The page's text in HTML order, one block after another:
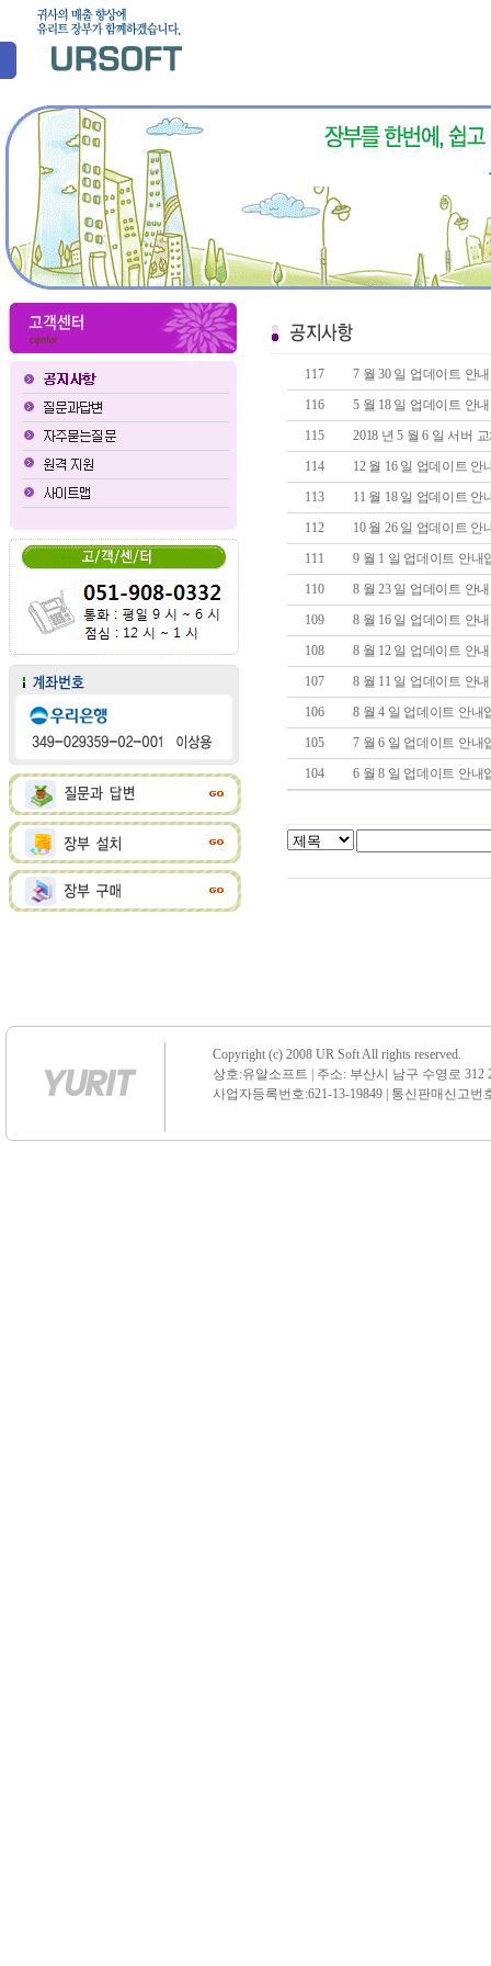
117
7 월 30 일 업데이트 안
116
5 월 18 일 업데이트 안
115
2018 년 5 월 6 일 서버
114
12 월 16 일 업데이트 안
113
11 월 18 일 업데이트 안
112
10 월 26 일 업데이트 안
111
9 월 1 일 업데이트 안내
110
8 월 23 일 업데이트 안
109
8 월 16 일 업데이트 안
108
8 월 12 일 업데이트 안
107
8 월 11 일 업데이트 안
106
8 월 4 일 업데이트 안내
105
7 월 6 일 업데이트 안내
104
6 월 8 일 업데이트 안내
Copyright (c) 2008 UR Soft All rights reserved.
상호:유알소프트 | 주소: 부산시 남구 수영로 312
사업자등록번호:621-13-19849 | 통신판매신고번